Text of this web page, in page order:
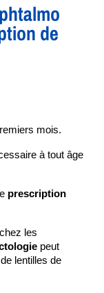
de
mois.
à tout âge
prescription
les
peut
lentilles de